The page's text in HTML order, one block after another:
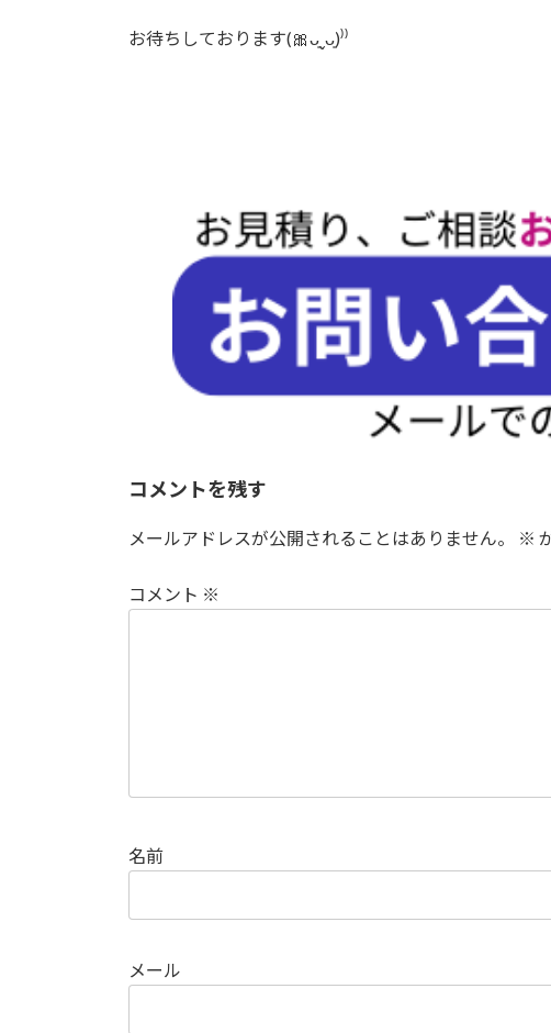
お待ちしております(🎀ᴗ͈ˬᴗ͈)⁾⁾
コメントを残す
メールアドレスが公開されることはありません。 ※
コメント ※
名前
メール